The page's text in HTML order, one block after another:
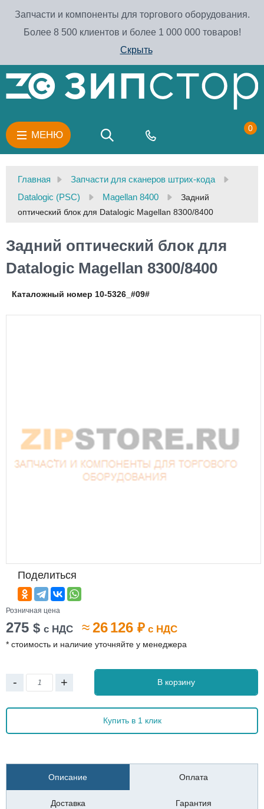
Запчасти и компоненты для торгового оборудования.
Более 8 500 клиентов и более 1 000 000 товаров!
Скрыть
МЕНЮ
0
Главная
Запчасти для сканеров штрих-кода
Datalogic (PSC)
Magellan 8400
Задний
оптический блок для Datalogic Magellan 8300/8400
Задний оптический блок для
Datalogic Magellan 8300/8400
Каталожный номер 10-5326_#09#
Поделиться
Розничная цена
275 $ с НДС ≈26 126 ₽ с НДС
* стоимость и наличие уточняйте у менеджера
- + В корзину
Купить в 1 клик
Описание Оплата
Доставка Гарантия